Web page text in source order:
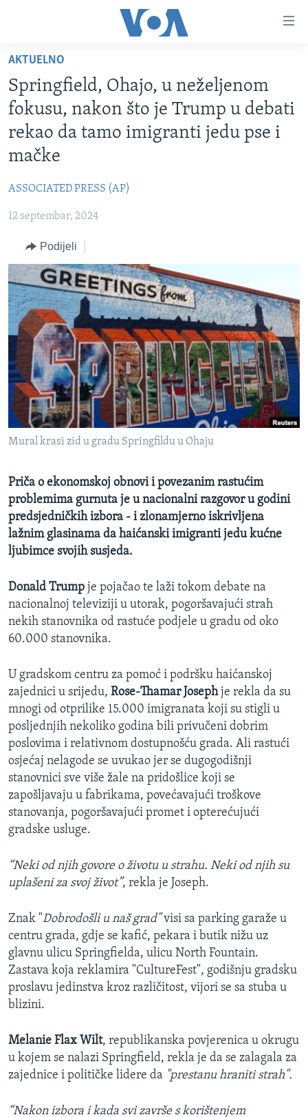
glavni
sadržaj
Pređi
na
glavnu
navigaciju
na
TV PROGRAM
VIDEO
FOTOGRAFIJE DANA
VIJESTI
BOSNA I HERCEGOVINA
SVIJET
SPECIJALNI PROJEKTI
KORUPCIJA
SLOBODA MEDIJA
ŽENSKA STRANA
IZBJEGLIČKA STRANA
MAGAZIN
O GLASU AMERIKE
Learning English
PRATITE NAS
Jezici
AKTUELNO
Springfield, Ohajo, u neželjenom
fokusu, nakon što je Trump u debati
rekao da tamo imigranti jedu pse i
mačke
ASSOCIATED PRESS (AP)
12 septembar, 2024
Podijeli
Mural krasi zid u gradu Springfildu u Ohaju
Priča o ekonomskoj obnovi i povezanim rastućim
problemima gurnuta je u nacionalni razgovor u godini
predsjedničkih izbora - i zlonamjerno iskrivljena
lažnim glasinama da haićanski imigranti jedu kućne
ljubimce svojih susjeda.
Donald Trump je pojačao te laži tokom debate na
nacionalnoj televiziji u utorak, pogoršavajući strah
nekih stanovnika od rastuće podjele u gradu od oko
60.000 stanovnika.
U gradskom centru za pomoć i podršku haićanskoj
zajednici u srijedu, Rose-Thamar Josephje rekla da su
mnogi od otprilike 15.000 imigranata koji su stigli u
posljednjih nekoliko godina bili privučeni dobrim
poslovima i relativnom dostupnošću grada. Ali rastući
osjećaj nelagode se uvukao jer se dugogodišnji
stanovnici sve više žale na pridošlice koji se
zapošljavaju u fabrikama, povećavajući troškove
stanovanja, pogoršavajući promet i opterećujući
gradske usluge.
“Neki od njih govore o životu u strahu. Neki od njih su
uplašeni za svoj život”, rekla je Joseph.
Znak "Dobrodošli u naš grad"visi sa parking garaže u
centru grada, gdje se kafić, pekara i butik nižu uz
glavnu ulicu Springfielda, ulicu North Fountain.
Zastava koja reklamira "CultureFest", godišnju gradsku
proslavu jedinstva kroz različitost, vijori se sa stuba u
blizini.
Melanie Flax Wilt, republikanska povjerenica u okrugu
u kojem se nalazi Springfield, rekla je da se zalagala za
zajednice i političke lidere da "prestanu hraniti strah".
“Nakon izbora i kada svi završe s korištenjem